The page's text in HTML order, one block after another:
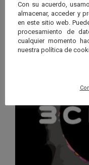
26 JUN 2026
Eclipse,
Málaga,
Con su acuerdo,
almacenar, acceder y
en este sitio web.
procesamiento de
cualquier momento
nuestra política de